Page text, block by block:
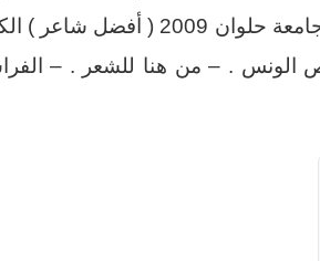
الجامعات 2009 ( أفضل شاعر ) – درع
الونس . – من هنا للشعر . –